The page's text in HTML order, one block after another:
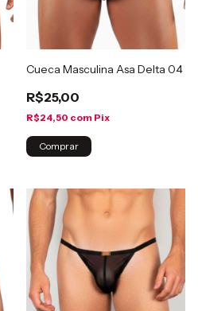
Cueca Masculina Asa Delta 04
R$25,00
R$24,50 com Pix
Comprar